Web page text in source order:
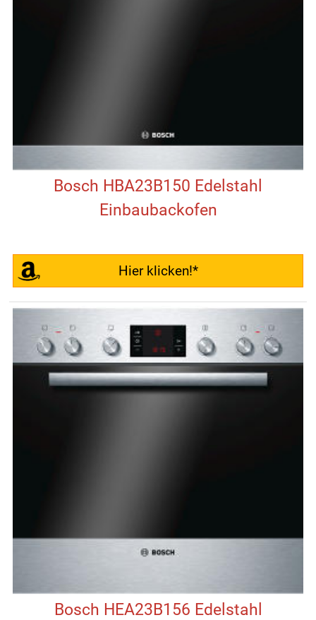
Bosch HBA23B150 Edelstahl
Einbaubackofen
Hier klicken!*
Bosch HEA23B156 Edelstahl